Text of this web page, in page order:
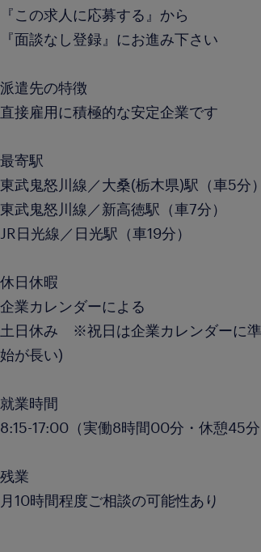
『この求人に応募する』から
『面談なし登録』にお進み下さい
派遣先の特徴
直接雇用に積極的な安定企業です
最寄駅
東武鬼怒川線／大桑(栃木県)駅（車5分）
東武鬼怒川線／新高徳駅（車7分）
JR日光線／日光駅（車19分）
休日休暇
企業カレンダーによる
土日休み ※祝日は企業カレンダーに
始が長い)
就業時間
8:15-17:00（実働8時間00分・休憩45分
残業
月10時間程度ご相談の可能性あり